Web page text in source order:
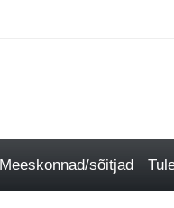
Meeskonnad/sõitjad